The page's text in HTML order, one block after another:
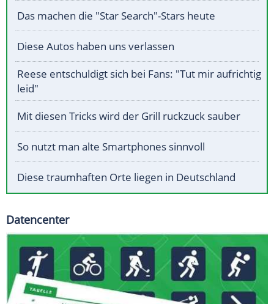
Das machen die "Star Search"-Stars heute
Diese Autos haben uns verlassen
Reese entschuldigt sich bei Fans: "Tut mir aufrichtig
leid"
Mit diesen Tricks wird der Grill ruckzuck sauber
So nutzt man alte Smartphones sinnvoll
Diese traumhaften Orte liegen in Deutschland
Datencenter